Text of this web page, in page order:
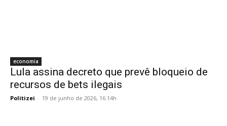
economia
Lula assina decreto que prevê bloqueio de
recursos de bets ilegais
Politizei - 19 de junho de 2026, 16:14h